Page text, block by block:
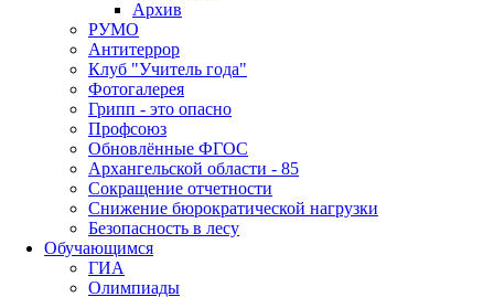
Архив
РУМО
Антитеррор
Клуб "Учитель года"
Фотогалерея
Грипп - это опасно
Профсоюз
Обновлённые ФГОС
Архангельской области - 85
Сокращение отчетности
Снижение бюрократической нагрузки
Безопасность в лесу
Обучающимся
ГИА
Олимпиады